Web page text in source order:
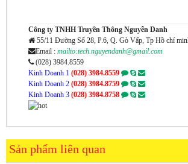
Công ty TNHH Truyền Thông Nguyễn Danh
55/11 Đường Số 28, P.6, Q. Gò Vấp, Tp Hồ chí
Email : mailto:tech.nguyendanh@gmail.com
(028) 3984.8559
Kinh Doanh 1 (028) 3984.8559
Kinh Doanh 2 (028) 3984.8759
Kinh Doanh 3 (028) 3984.8758
Sản phẩm liên quan